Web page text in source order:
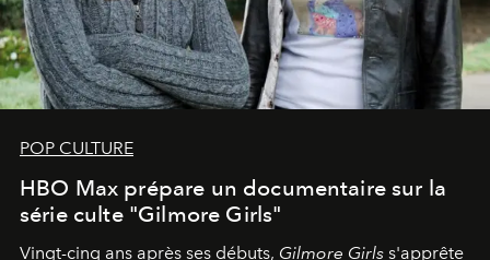
POP CULTURE
HBO Max prépare un documentaire sur la
série culte "Gilmore Girls"
Vingt-cinq ans après ses débuts, Gilmore Girls s'apprête